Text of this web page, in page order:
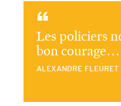
Les policiers
bon courage…
ALEXANDRE FLEURET